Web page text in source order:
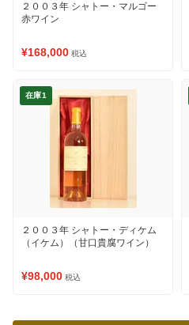
２００３年 シャトー・マルゴー
赤ワイン
¥168,000 税込
在庫1
２００３年 シャトー・ディケム
（イケム）（甘口貴腐ワイン）
¥98,000 税込